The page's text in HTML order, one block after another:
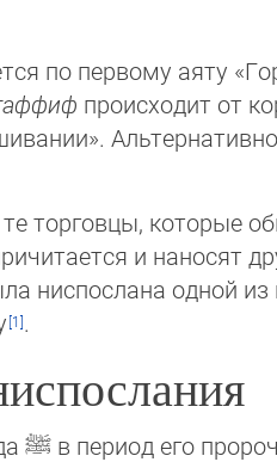
по первому аяту
про­ис­ходит от
торговцы, которые
и наносят
ниспослана одной из
.
ﷺ в период его